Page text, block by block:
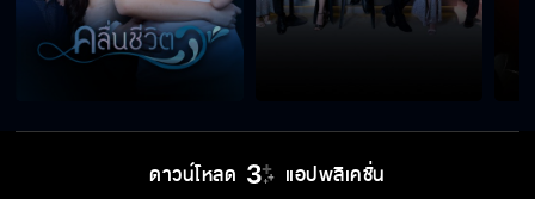
ถึงเวลาแล้วสินะที่จะได้ตอบแทนบุญคุณ
ดาวน์โหลด แอปพลิเคชั่น